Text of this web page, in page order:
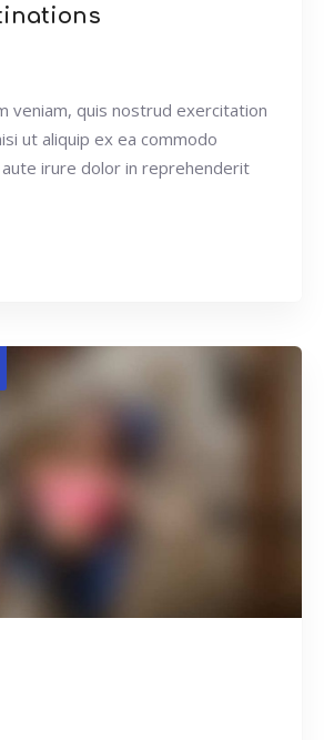
veniam, quis nostrud exercitation
ut aliquip ex ea commodo
irure dolor in reprehenderit